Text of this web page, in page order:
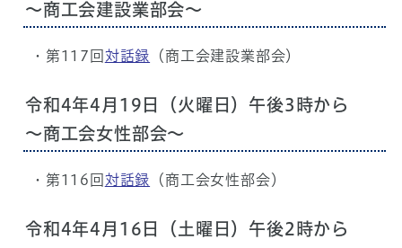
～商工会建設業部会～
・第117回 対話録 （商工会建設業部会）
令和4年4月19日（火曜日）午後3時から
～商工会女性部会～
・第116回 対話録 （商工会女性部会）
令和4年4月16日（土曜日）午後2時から